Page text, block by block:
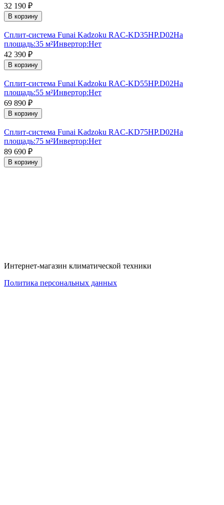
32 190 ₽
В корзину
Сплит-система Funai Kadzoku RAC-KD35HP.D02На
площадь:35 м²Инвертор:Нет
42 390 ₽
В корзину
Сплит-система Funai Kadzoku RAC-KD55HP.D02На
площадь:55 м²Инвертор:Нет
69 890 ₽
В корзину
Сплит-система Funai Kadzoku RAC-KD75HP.D02На
площадь:75 м²Инвертор:Нет
89 690 ₽
В корзину
Интернет-магазин климатической техники
Политика персональных данных